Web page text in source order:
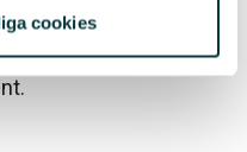
cookies
dollar, en tillväxt
till drygt 60 miljoner